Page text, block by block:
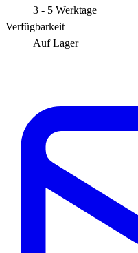
3 - 5 Werktage
Verfügbarkeit
Auf Lager